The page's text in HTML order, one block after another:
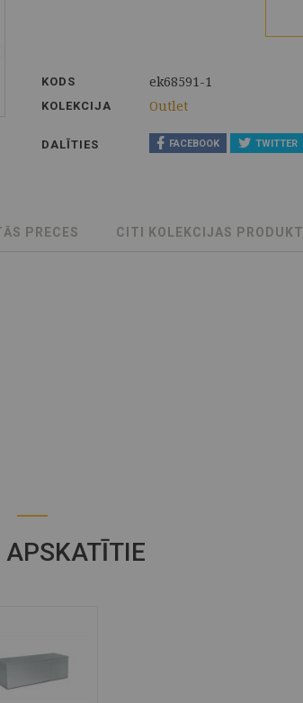
KODS ek68591-1
KOLEKCIJA Outlet
DALĪTIES FACEBOOK TWITTER
PRECES CITI KOLEKCIJAS PRODUKTI
APSKATĪTIE